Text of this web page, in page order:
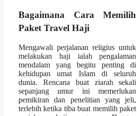
Bagaimana Cara Memilih
Paket Travel Haji
Mengawali perjalanan religius untuk
melakukan haji ialah pengalaman
mendalam yang begitu penting di
kehidupan umat Islam di seluruh
dunia. Rencana buat ziarah sekali
sepanjang umur ini memerlukan
pemikiran dan penelitian yang jeli,
terlebih ketika tiba buat memilih paket